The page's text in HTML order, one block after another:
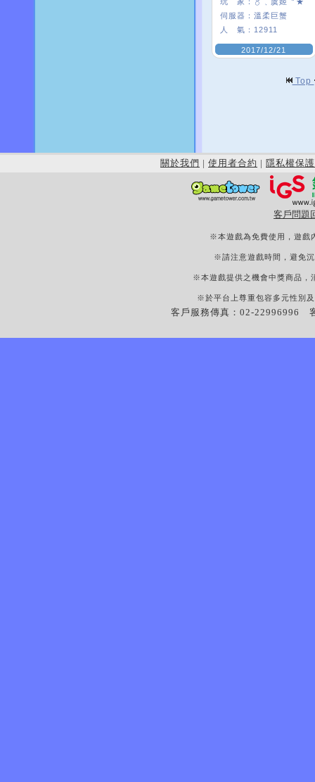
伺服器： 溫柔巨蟹
人 氣： 12911
2017/12/21
Top
關於我們 | 使用者合約 | 隱私權保護
客戶問題
※本遊戲為免費使用，遊戲
※請注意遊戲時間，避免
※本遊戲提供之機會中獎商品，
※於平台上尊重包容多元性別
客戶服務傳真：02-22996996